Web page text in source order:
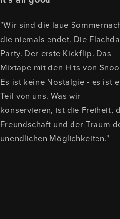
"Wir sind die laue
die niemals endet. Die
Party. Der erste Kickflip. Das
Mixtape mit den Hits von
Es ist keine Nostalgie - es ist
Teil von uns. Was wir
konservieren, ist die Freiheit,
Freundschaft und der Traum
unendlichen Möglichkeiten."